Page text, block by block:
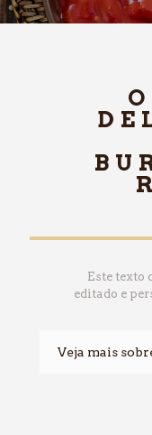
Este texto
editado e
Veja mais